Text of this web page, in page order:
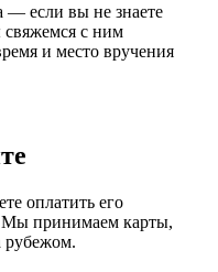
— если вы не знаете
свяжемся с ним
и место вручения
оплатить его
Мы принимаем карты,
рубежом.